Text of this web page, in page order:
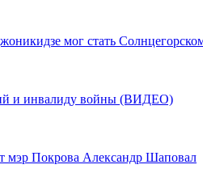
мог стать
и инвалиду войны (ВИДЕО)
мэр Покрова Александр Шаповал